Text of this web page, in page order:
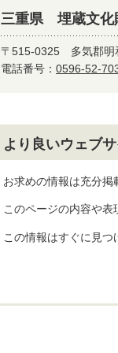
三重県 埋蔵文化
〒515-0325 多気郡
電話番号： 0596-52-
より良いウェブ
お求めの情報は充分掲
このページの内容や表
この情報はすぐに見つ